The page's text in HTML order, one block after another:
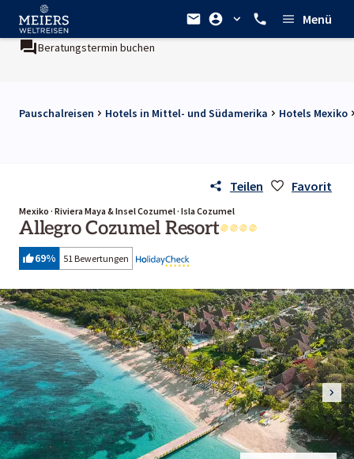
Menü
Beratungstermin buchen
Pauschalreisen Hotels in Mittel- und Südamerika Hotels Mexiko
Teilen Favorit
Mexiko · Riviera Maya & Insel Cozumel · Isla Cozumel
Allegro Cozumel Resort
69% 51 Bewertungen